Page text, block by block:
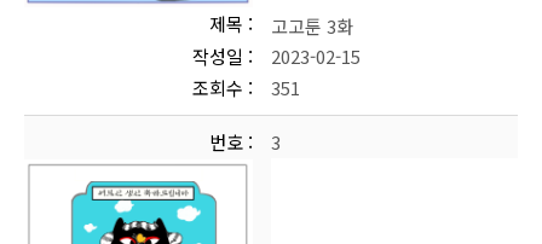
제목
고고툰 3화
작성일
2023-02-15
조회수
351
번호 3